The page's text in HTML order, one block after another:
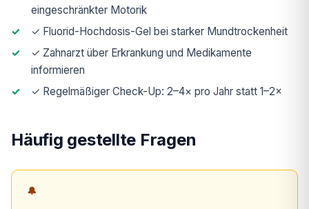
eingeschränkter Motorik
✓ Fluorid-Hochdosis-Gel bei starker Mundtrockenheit
✓ Zahnarzt über Erkrankung und Medikamente
informieren
✓ Regelmäßiger Check-Up: 2–4× pro Jahr statt 1–2×
Häufig gestellte Fragen
🔔